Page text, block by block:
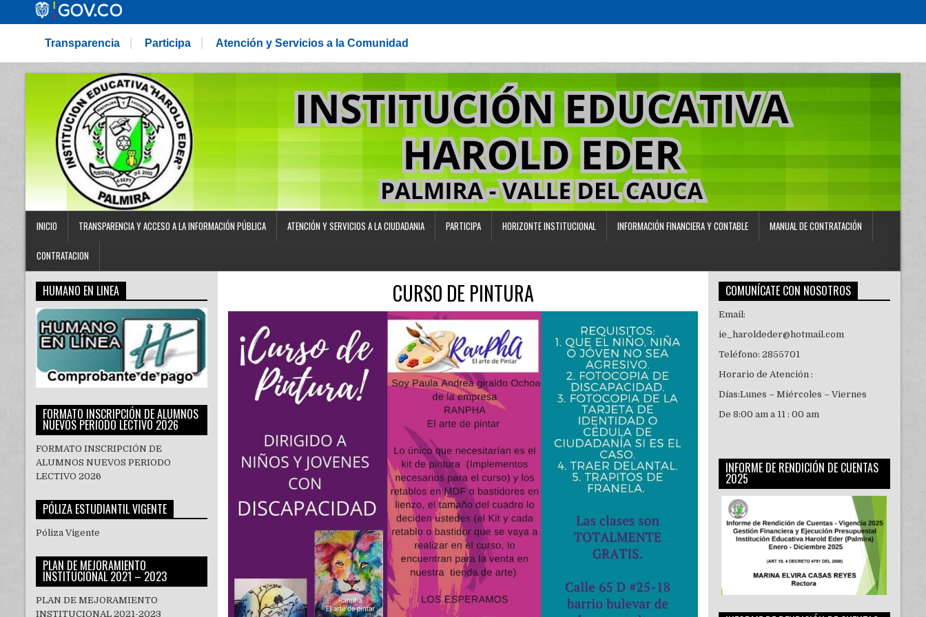
Transparencia Participa Atención y Servicios a la Comunidad
INICIO TRANSPARENCIA Y ACCESO A LA INFORMACIÓN PÚBLICA ATENCIÓN Y SERVICIOS A LA CIUDADANIA PARTICIPA HORIZONTE INSTITUCIONAL INFORMACIÓN FINANCIERA Y CONTABLE MANUAL DE CONTRATACIÓN
CONTRATACION
CURSO DE PINTURA
HUMANO EN LINEA
FORMATO INSCRIPCIÓN DE ALUMNOS
NUEVOS PERIODO LECTIVO 2026
FORMATO INSCRIPCIÓN DE
ALUMNOS NUEVOS PERIODO
LECTIVO 2026
PÓLIZA ESTUDIANTIL VIGENTE
Póliza Vigente
PLAN DE MEJORAMIENTO
INSTITUCIONAL 2021 – 2023
PLAN DE MEJORAMIENTO
INSTITUCIONAL 2021-2023
COMUNÍCATE CON NOSOTROS
Email:
ie_haroldeder@hotmail.com
Teléfono: 2855701
Horario de Atención :
Días:Lunes – Miércoles – Viernes
De 8:00 am a 11 : 00 am
INFORME DE RENDICIÓN DE CUENTAS
2025